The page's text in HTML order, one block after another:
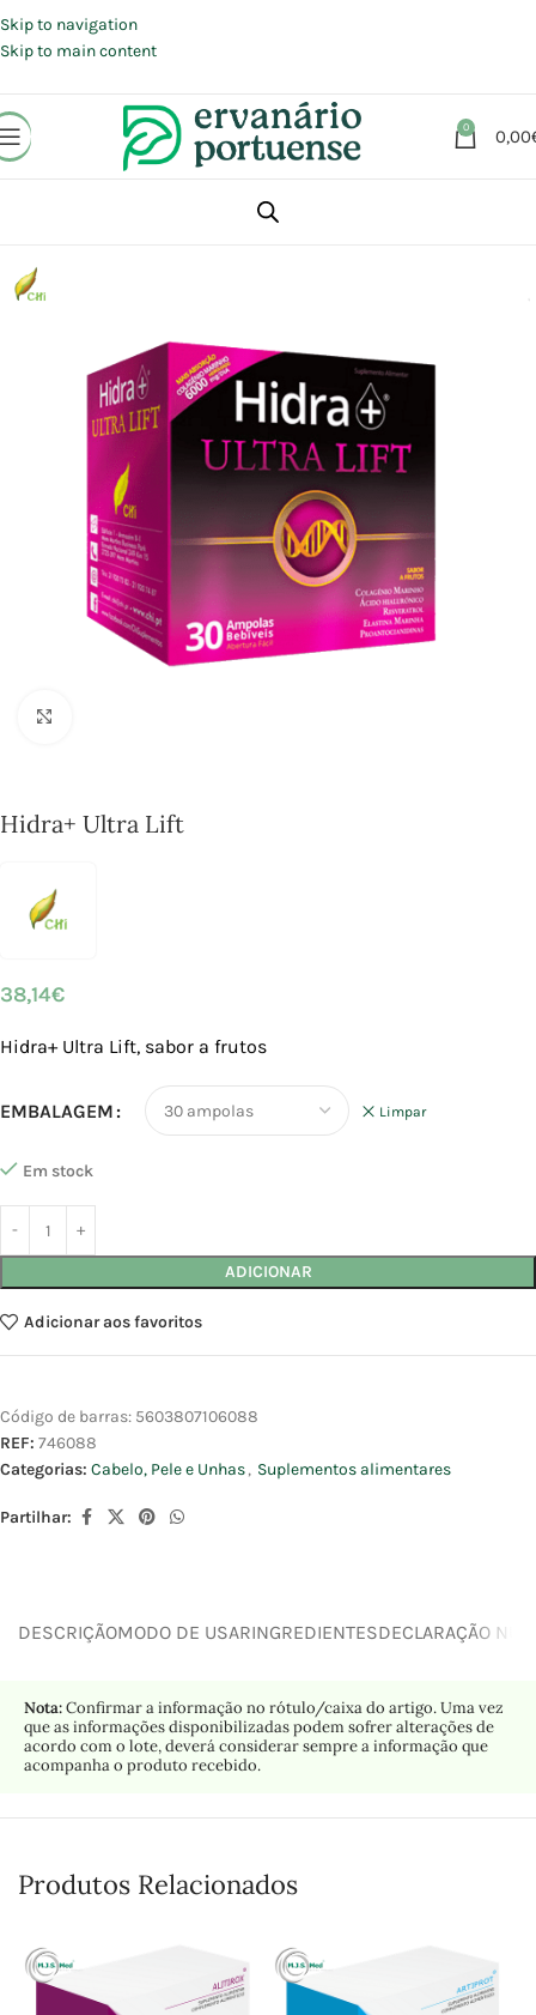
Skip to navigation
Skip to main content
0 0,00
Suplementos alimentares
Hidra+ Ultra Lift
38,14€
Hidra+ Ultra Lift, sabor a frutos
EMBALAGEM Limpar
Em stock
ADICIONAR
Adicionar aos favoritos
Código de barras: 5603807106088
REF: 746088
Categorias: Cabelo, Pele e Unhas, Suplementos alimentares
Partilhar:
DESCRIÇÃOMODO DE USARINGREDIENTESDECLARAÇÃO
Nota:Confirmar a informação no rótulo/caixa do artigo. Uma vez
que as informações disponibilizadas podem sofrer alterações de
acordo com o lote, deverá considerar sempre a informação que
acompanha o produto recebido.
Produtos Relacionados